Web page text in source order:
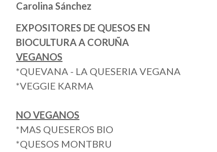
Carolina Sánchez
EXPOSITORES DE QUESOS EN
BIOCULTURA A CORUÑA
VEGANOS
*QUEVANA - LA QUESERIA VEGANA
*VEGGIE KARMA
NO VEGANOS
*MAS QUESEROS BIO
*QUESOS MONTBRU